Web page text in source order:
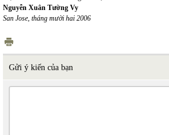
Nguyễn Xuân Tường Vy
San Jose, tháng mười hai 2006
Gửi ý kiến của bạn